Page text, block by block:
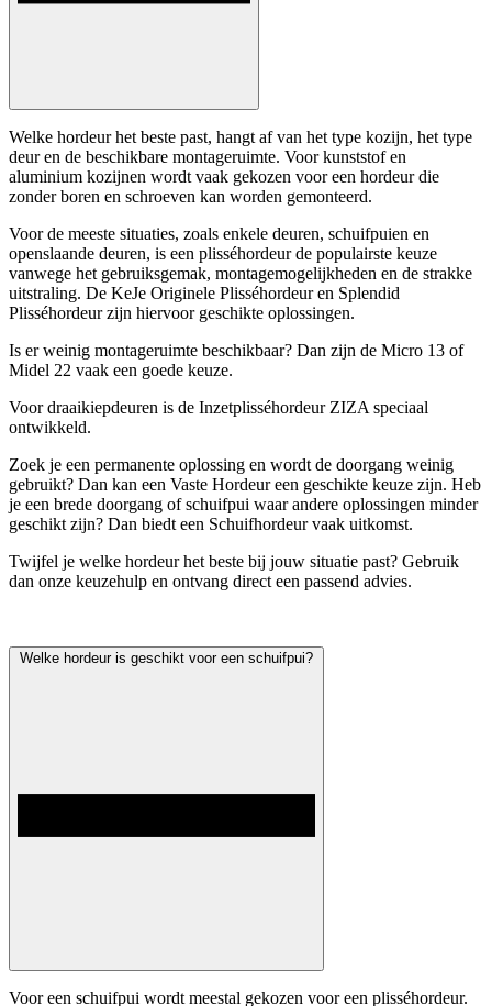
Welke hordeur het beste past, hangt af van het type kozijn, het type
deur en de beschikbare montageruimte. Voor kunststof en
aluminium kozijnen wordt vaak gekozen voor een hordeur die
zonder boren en schroeven kan worden gemonteerd.
Voor de meeste situaties, zoals enkele deuren, schuifpuien en
openslaande deuren, is een plisséhordeur de populairste keuze
vanwege het gebruiksgemak, montagemogelijkheden en de strakke
uitstraling. De KeJe Originele Plisséhordeur en Splendid
Plisséhordeur zijn hiervoor geschikte oplossingen.
Is er weinig montageruimte beschikbaar? Dan zijn de Micro 13 of
Midel 22 vaak een goede keuze.
Voor draaikiepdeuren is de Inzetplisséhordeur ZIZA speciaal
ontwikkeld.
Zoek je een permanente oplossing en wordt de doorgang weinig
gebruikt? Dan kan een Vaste Hordeur een geschikte keuze zijn. Heb
je een brede doorgang of schuifpui waar andere oplossingen minder
geschikt zijn? Dan biedt een Schuifhordeur vaak uitkomst.
Twijfel je welke hordeur het beste bij jouw situatie past? Gebruik
dan onze keuzehulp en ontvang direct een passend advies.
Welke hordeur is geschikt voor een schuifpui?
Voor een schuifpui wordt meestal gekozen voor een plisséhordeur.